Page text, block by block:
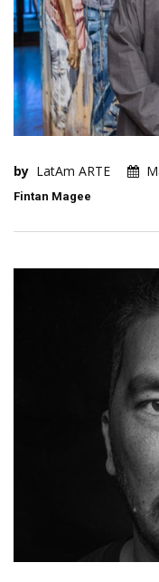
by LatAm ARTE
Fintan Magee